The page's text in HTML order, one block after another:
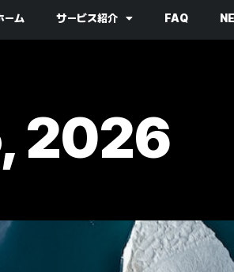
ーム サービス紹介 FAQ
2026